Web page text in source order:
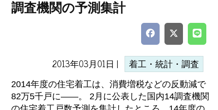
調査機関の予測集計
2013年03月01日 | 着工・統計・調査
2014年度の住宅着工は、消費増税などの反動減で
82万5千戸に――。 2月に公表した国内14調査機関